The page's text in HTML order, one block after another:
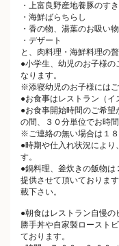
・上富良野産地養豚のす
・海鮮ばらちらし
・香の物、湯葉のお吸い物
・デザート
と、肉料理・海鮮料理の
●小学生、幼児のお子様の
なります。
※添寝幼児のお子様にはご
●お食事はレストラン（イ
●お食事開始時間のご希望
の間、３０分単位でお時
※ご連絡の無い場合は１８
●時期や仕入れ状況により
す。
●鍋料理、釜炊きの飯物
提供させて頂いておりま
載下さい。
●朝食はレストラン自慢の
勝手丼や自家製ロースト
ております。